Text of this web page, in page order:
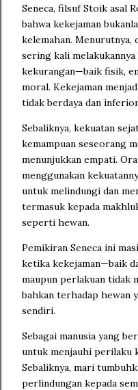
Seneca, filsuf Stoik asal
bahwa kekejaman
kelemahan.
sering kali
kekurangan—baik fisik,
moral. Kekejaman
tidak berdaya dan
Sebaliknya, kekuatan
kemampuan seseorang
menunjukkan empati.
menggunakan
untuk melindungi dan
termasuk kepada
seperti hewan.
Pemikiran Seneca ini
ketika kekejaman—baik
maupun perlakuan tidak
bahkan terhadap hewan
sendiri.
Sebagai manusia yang
untuk menjauhi perilaku
Sebaliknya, mari
perlindungan kepada